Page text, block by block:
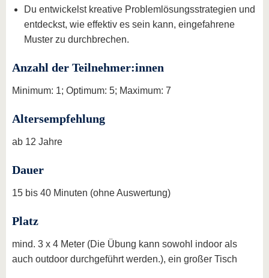
Du entwickelst kreative Problemlösungsstrategien und
entdeckst, wie effektiv es sein kann, eingefahrene
Muster zu durchbrechen.
Anzahl der Teilnehmer:innen
Minimum: 1; Optimum: 5; Maximum: 7
Altersempfehlung
ab 12 Jahre
Dauer
15 bis 40 Minuten (ohne Auswertung)
Platz
mind. 3 x 4 Meter (Die Übung kann sowohl indoor als
auch outdoor durchgeführt werden.), ein großer Tisch